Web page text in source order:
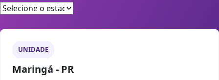
UNIDADE
Maringá - PR